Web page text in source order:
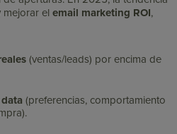
mejorar elemail marketing ROI,
(ventas/leads) por encima de
(preferencias, comportamiento